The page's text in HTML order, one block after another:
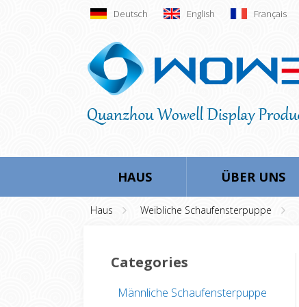
Deutsch English Français
HAUS ÜBER UNS
Haus Weibliche Schaufensterpuppe
Categories
Männliche Schaufensterpuppe